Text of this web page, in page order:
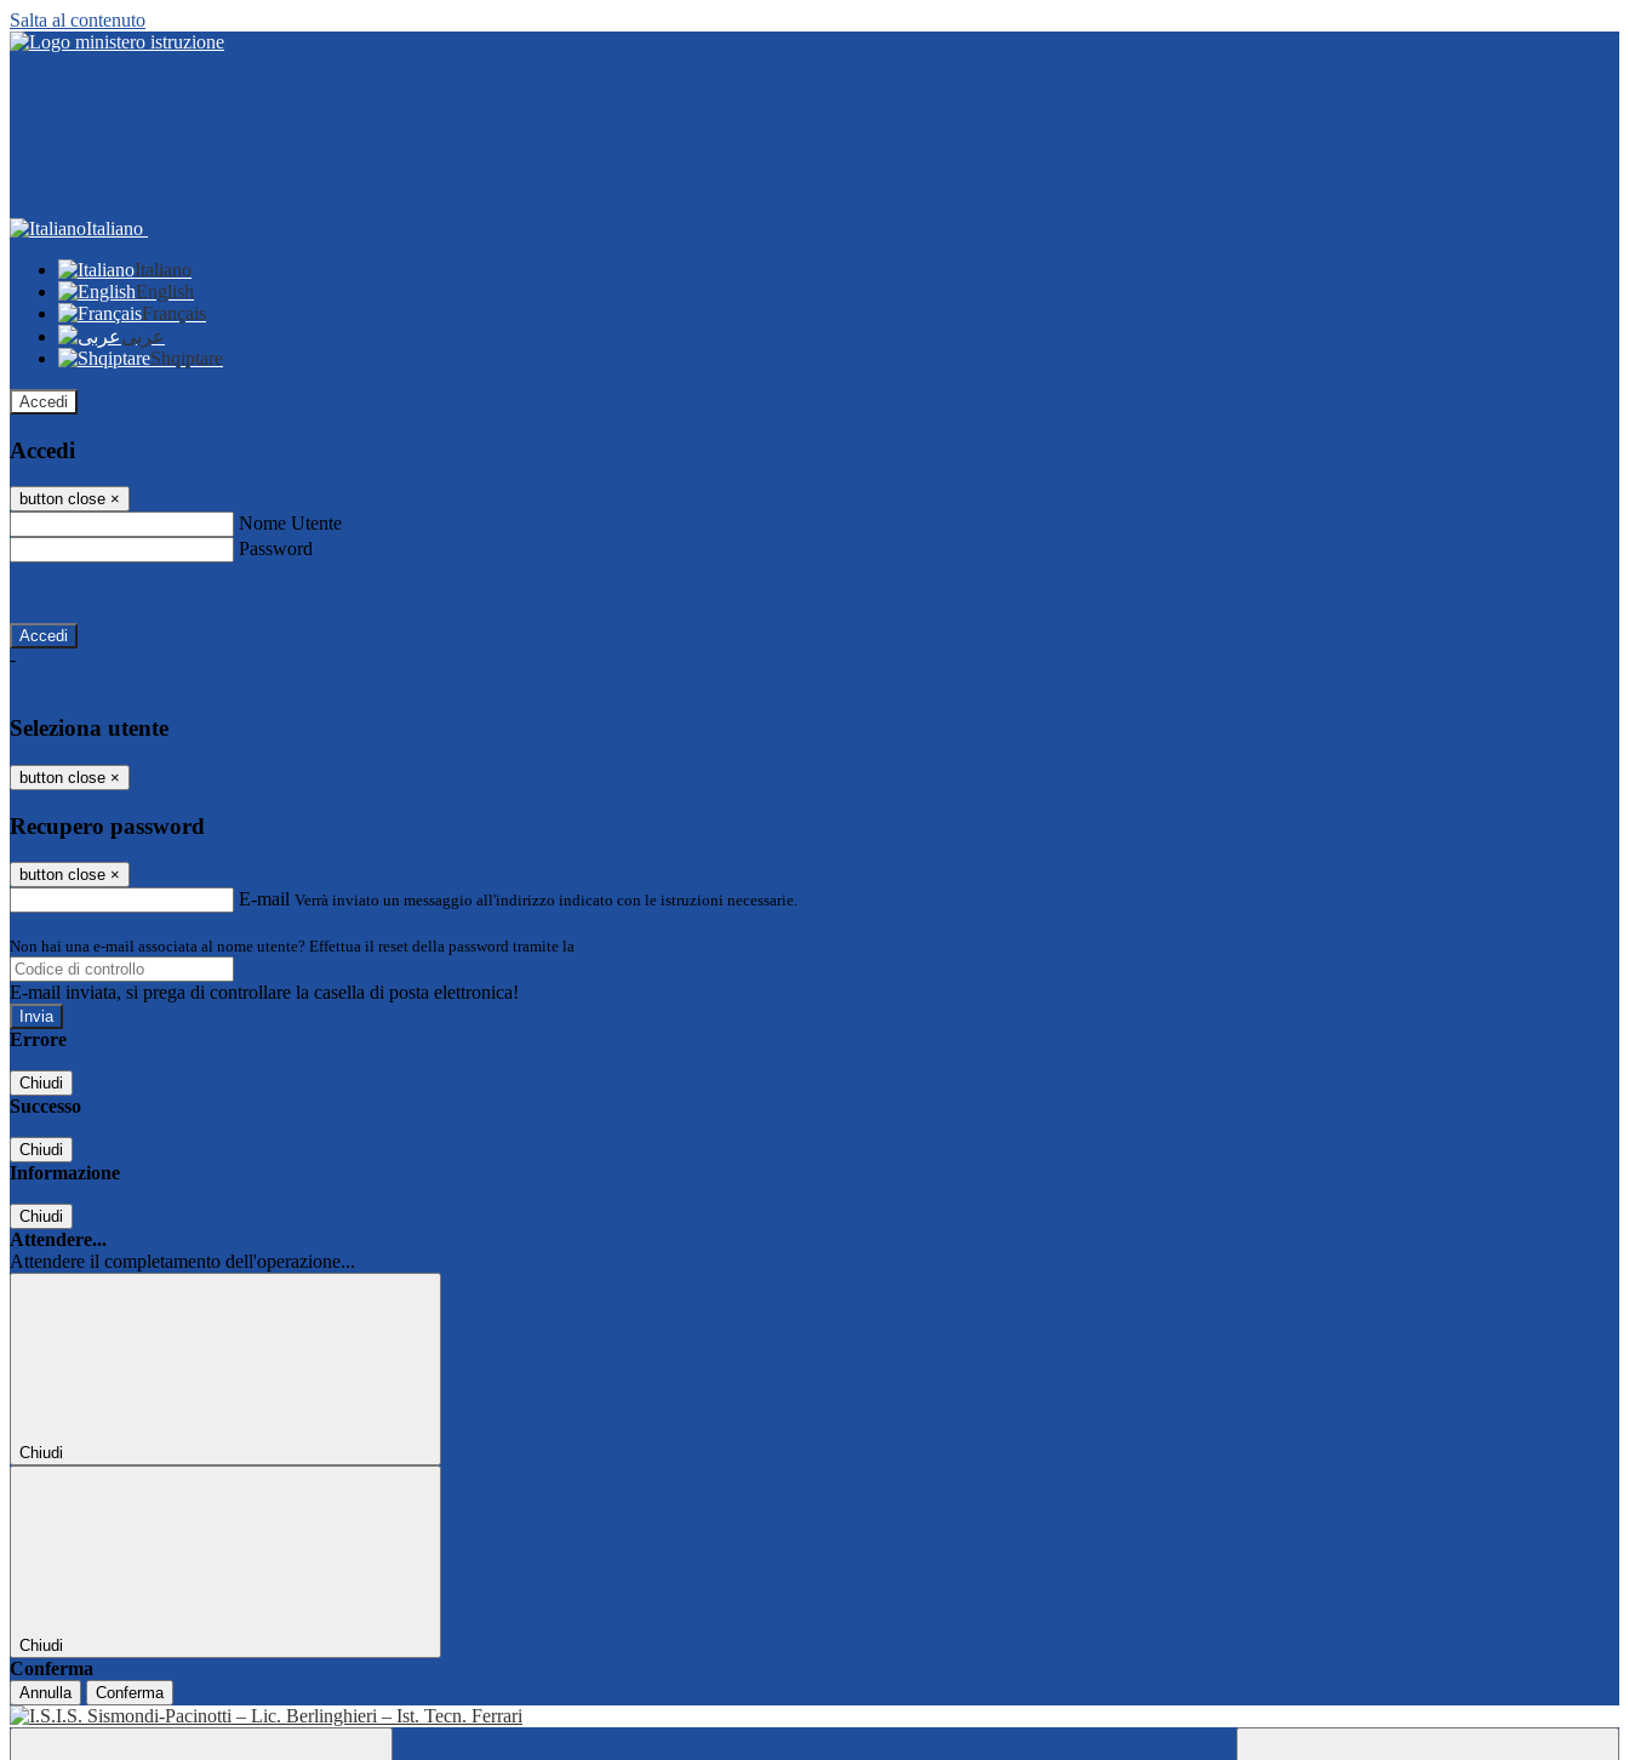
Salta al contenuto
Italiano
Italiano
English
Français
عربى
Shqiptare
Accedi
Accedi
button close ×
Nome Utente
Password
-
Seleziona utente
button close ×
Recupero password
button close ×
E-mail Verrà inviato un messaggio all'indirizzo indicato con le istruzioni necessarie.
Non hai una e-mail associata al nome utente? Effettua il reset della password tramite la
E-mail inviata, si prega di controllare la casella di posta elettronica!
Errore
Chiudi
Successo
Chiudi
Informazione
Chiudi
Attendere...
Attendere il completamento dell'operazione...
Chiudi
Chiudi
Conferma
Annulla Conferma